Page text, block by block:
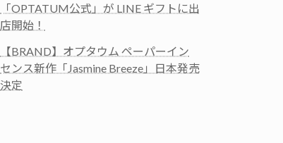
「OPTATUM公式」が LINE ギフトに出
店開始！
【BRAND】オプタウム ペーパーイン
センス新作「Jasmine Breeze」日本発売
決定